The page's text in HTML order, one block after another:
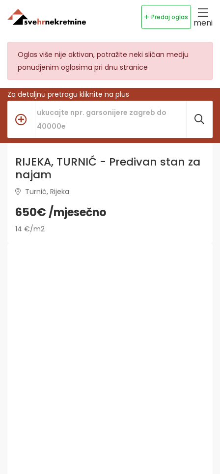
Predaj oglas
meni
Oglas više nije aktivan, potražite neki sličan medju
ponudjenim oglasima pri dnu stranice
Za detaljnu pretragu kliknite na plus
RIJEKA, TURNIĆ - Predivan stan za
najam
Turnić, Rijeka
650€ /mjesečno
14 €/m2